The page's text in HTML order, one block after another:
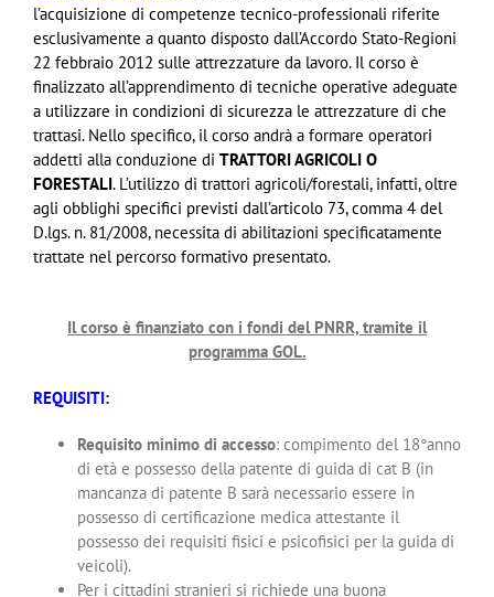
l’acquisizione di competenze tecnico-professionali riferite
esclusivamente a quanto disposto dall’Accordo Stato-Regioni
22 febbraio 2012 sulle attrezzature da lavoro. Il corso è
finalizzato all’apprendimento di tecniche operative adeguate
a utilizzare in condizioni di sicurezza le attrezzature di che
trattasi. Nello specifico, il corso andrà a formare operatori
addetti alla conduzione di TRATTORI AGRICOLI O
FORESTALI. L’utilizzo di trattori agricoli/forestali, infatti, oltre
agli obblighi specifici previsti dall’articolo 73, comma 4 del
D.lgs. n. 81/2008, necessita di abilitazioni specificatamente
trattate nel percorso formativo presentato.
Il corso è finanziato con i fondi del PNRR, tramite il
programma GOL.
REQUISITI:
Requisito minimo di accesso: compimento del 18°anno
di età e possesso della patente di guida di cat B (in
mancanza di patente B sarà necessario essere in
possesso di certificazione medica attestante il
possesso dei requisiti fisici e psicofisici per la guida di
veicoli).
Per i cittadini stranieri si richiede una buona